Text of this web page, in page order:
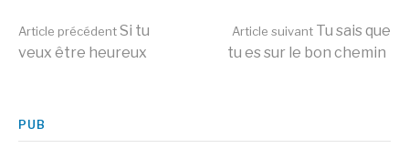
Lire
la
Article précédentSi tu
veux être heureux
Article suivant Tu sais que
tu es sur le bon chemin
PUB